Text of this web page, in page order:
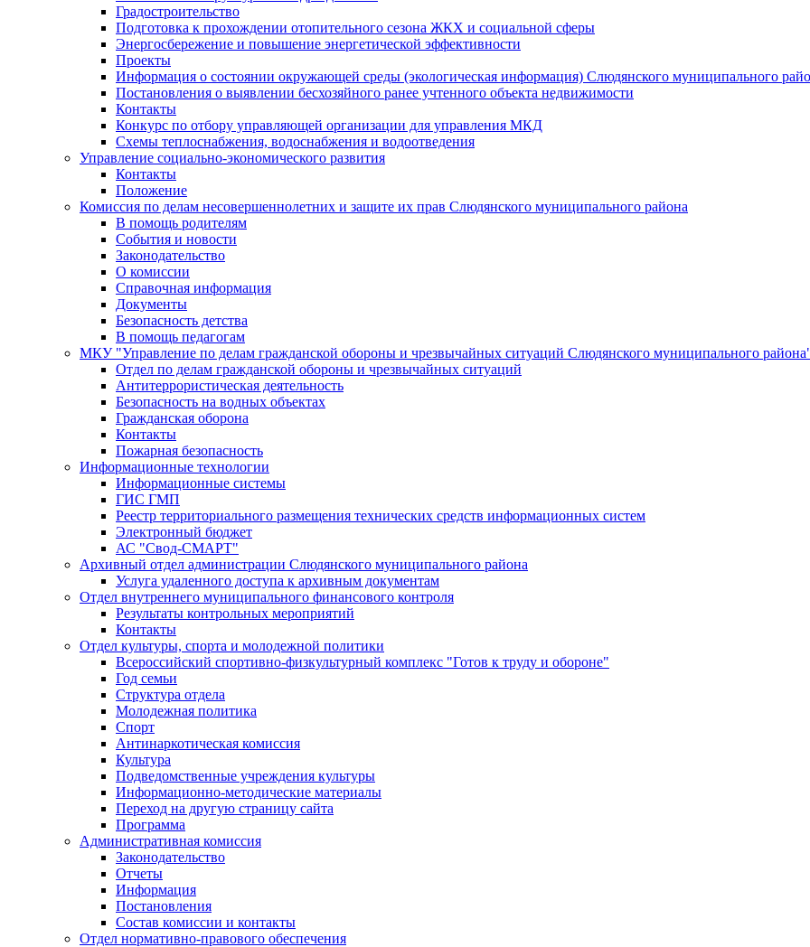
Градостроительство
Подготовка к прохождении отопительного сезона ЖКХ и социальной сферы
Энергосбережение и повышение энергетической эффективности
Проекты
Информация о состоянии окружающей среды (экологическая информация) Слюдянского муниципального
Постановления о выявлении бесхозяйного ранее учтенного объекта недвижимости
Контакты
Конкурс по отбору управляющей организации для управления МКД
Схемы теплоснабжения, водоснабжения и водоотведения
Управление социально-экономического развития
Контакты
Положение
Комиссия по делам несовершеннолетних и защите их прав Слюдянского муниципального района
В помощь родителям
События и новости
Законодательство
О комиссии
Справочная информация
Документы
Безопасность детства
В помощь педагогам
МКУ "Управление по делам гражданской обороны и чрезвычайных ситуаций Слюдянского муниципального
Отдел по делам гражданской обороны и чрезвычайных ситуаций
Антитеррористическая деятельность
Безопасность на водных объектах
Гражданская оборона
Контакты
Пожарная безопасность
Информационные технологии
Информационные системы
ГИС ГМП
Реестр территориального размещения технических средств информационных систем
Электронный бюджет
АС "Свод-СМАРТ"
Архивный отдел администрации Слюдянского муниципального района
Услуга удаленного доступа к архивным документам
Отдел внутреннего муниципального финансового контроля
Результаты контрольных мероприятий
Контакты
Отдел культуры, спорта и молодежной политики
Всероссийский спортивно-физкультурный комплекс "Готов к труду и обороне"
Год семьи
Структура отдела
Молодежная политика
Спорт
Антинаркотическая комиссия
Культура
Подведомственные учреждения культуры
Информационно-методические материалы
Переход на другую страницу сайта
Программа
Административная комиссия
Законодательство
Отчеты
Информация
Постановления
Состав комиссии и контакты
Отдел нормативно-правового обеспечения